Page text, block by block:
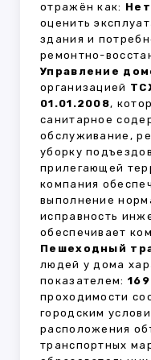
отражён как: Нет
оценить
здания и
ремонтно-
Управление
организацией
01.01.2008,
санитарное
обслуживание,
уборку
прилегающей
компания
выполнение
исправность
обеспечивает
Пешеходный
людей у дома
показателем:
проходимости
городским
расположения
транспортных